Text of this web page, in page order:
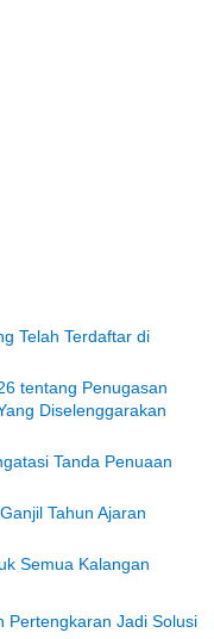
Telah Terdaftar di
tentang Penugasan
Diselenggarakan
Tanda Penuaan
Tahun Ajaran
Semua Kalangan
Pertengkaran Jadi Solusi